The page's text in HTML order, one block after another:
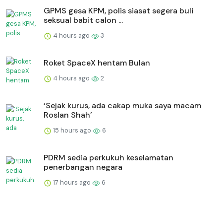
GPMS gesa KPM, polis siasat segera buli
seksual babit calon ...
4 hours ago 3
Roket SpaceX hentam Bulan
4 hours ago 2
‘Sejak kurus, ada cakap muka saya macam
Roslan Shah’
15 hours ago 6
PDRM sedia perkukuh keselamatan
penerbangan negara
17 hours ago 6